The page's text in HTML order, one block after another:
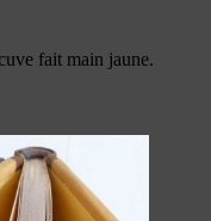
fait main jaune.